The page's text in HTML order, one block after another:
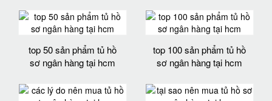
top 50 sản phẩm tủ hồ
sơ ngân hàng tại hcm
top 100 sản phẩm tủ hồ
sơ ngân hàng tại hcm